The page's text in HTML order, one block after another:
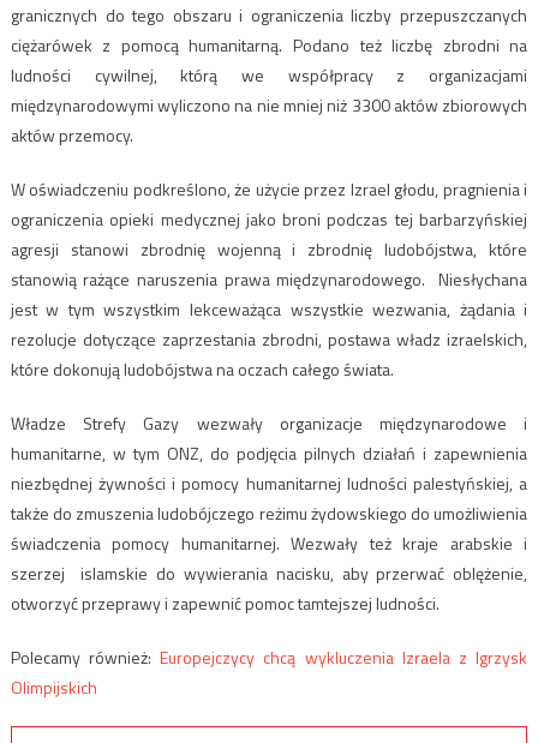
granicznych do tego obszaru i ograniczenia liczby przepuszczanych
ciężarówek z pomocą humanitarną. Podano też liczbę zbrodni na
ludności cywilnej, którą we współpracy z organizacjami
międzynarodowymi wyliczono na nie mniej niż 3300 aktów zbiorowych
aktów przemocy.
W oświadczeniu podkreślono, że użycie przez Izrael głodu, pragnienia i
ograniczenia opieki medycznej jako broni podczas tej barbarzyńskiej
agresji stanowi zbrodnię wojenną i zbrodnię ludobójstwa, które
stanowią rażące naruszenia prawa międzynarodowego. Niesłychana
jest w tym wszystkim lekceważąca wszystkie wezwania, żądania i
rezolucje dotyczące zaprzestania zbrodni, postawa władz izraelskich,
które dokonują ludobójstwa na oczach całego świata.
Władze Strefy Gazy wezwały organizacje międzynarodowe i
humanitarne, w tym ONZ, do podjęcia pilnych działań i zapewnienia
niezbędnej żywności i pomocy humanitarnej ludności palestyńskiej, a
także do zmuszenia ludobójczego reżimu żydowskiego do umożliwienia
świadczenia pomocy humanitarnej. Wezwały też kraje arabskie i
szerzej islamskie do wywierania nacisku, aby przerwać oblężenie,
otworzyć przeprawy i zapewnić pomoc tamtejszej ludności.
Polecamy również:Europejczycy chcą wykluczenia Izraela z Igrzysk
Olimpijskich